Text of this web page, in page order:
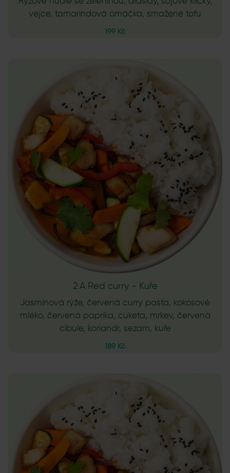
vejce, tamarindová omáčka, smažené tofu
199 Kč
2.A Red curry - Kuře
Jasmínová rýže, červená curry pasta, kokosové
mléko, červená paprika, cuketa, mrkev, červená
cibule, koriandr, sezam, kuře
189 Kč